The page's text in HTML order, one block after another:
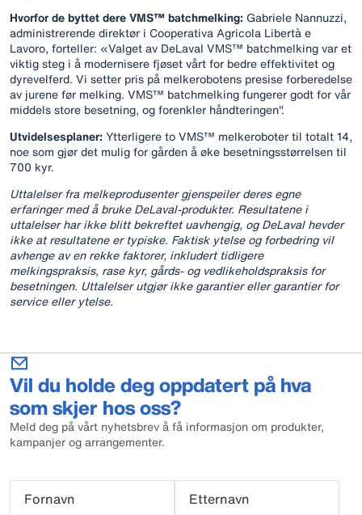
Hvorfor de byttet dere VMS™ batchmelking: Gabriele Nannuzzi,
administrerende direktør i Cooperativa Agricola Libertà e
Lavoro, forteller: «Valget av DeLaval VMS™ batchmelking var et
viktig steg i å modernisere fjøset vårt for bedre effektivitet og
dyrevelferd. Vi setter pris på melkerobotens presise forberedelse
av jurene før melking. VMS™ batchmelking fungerer godt for vår
middels store besetning, og forenkler håndteringen".
Utvidelsesplaner:Ytterligere to VMS™ melkeroboter til totalt 14,
noe som gjør det mulig for gården å øke besetningsstørrelsen til
700 kyr.
Uttalelser fra melkeprodusenter gjenspeiler deres egne
erfaringer med å bruke DeLaval-produkter. Resultatene i
uttalelser har ikke blitt bekreftet uavhengig, og DeLaval hevder
ikke at resultatene er typiske. Faktisk ytelse og forbedring vil
avhenge av en rekke faktorer, inkludert tidligere
melkingspraksis, rase kyr, gårds- og vedlikeholdspraksis for
besetningen. Uttalelser utgjør ikke garantier eller garantier for
service eller ytelse.
Vil du holde deg oppdatert på hva
som skjer hos oss?
Meld deg på vårt nyhetsbrev å få informasjon om produkter,
kampanjer og arrangementer.
Fornavn
Etternavn